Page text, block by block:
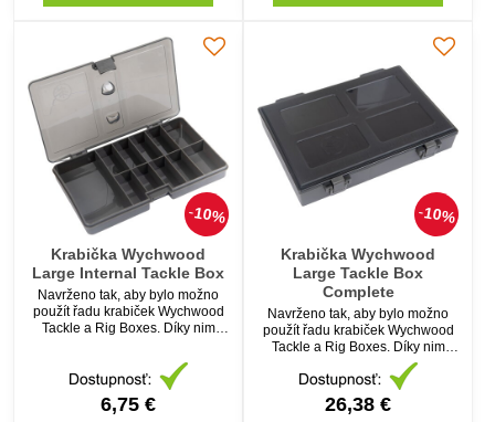
10%
Krabička Wychwood
Large Internal Tackle Box
Navrženo tak, aby bylo možno
použít řadu krabiček Wychwood
Tackle a Rig Boxes. Díky nim
přehledná a organizovaná.
Vyrobeno z kvalitního pevného
6,75 €
10%
Krabička Wychwood
Large Tackle Box
Complete
Navrženo tak, aby bylo možno
použít řadu krabiček Wychwood
Tackle a Rig Boxes. Díky nim
vaše bižuterie zůstane vždy
přehledná a organizovaná.
Vyrobeno z kvalitního pevného
plastu.
26,38 €